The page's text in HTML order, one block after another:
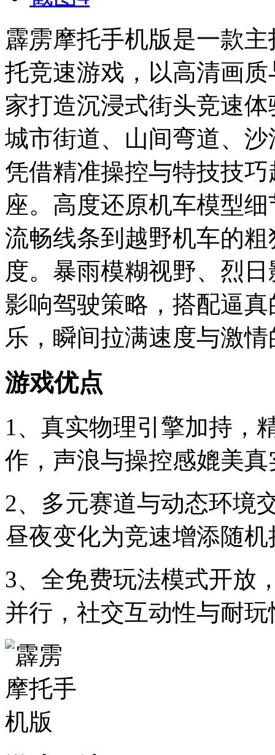
霹雳摩托手机版是一款
托竞速游戏，以高清画
家打造沉浸式街头竞速
城市街道、山间弯道、
凭借精准操控与特技技
座。高度还原机车模型
流畅线条到越野机车的
度。暴雨模糊视野、烈
影响驾驶策略，搭配逼
乐，瞬间拉满速度与激
游戏优点
1、真实物理引擎加持，
作，声浪与操控感媲美
2、多元赛道与动态环境
昼夜变化为竞速增添随
3、全免费玩法模式开放
并行，社交互动性与耐